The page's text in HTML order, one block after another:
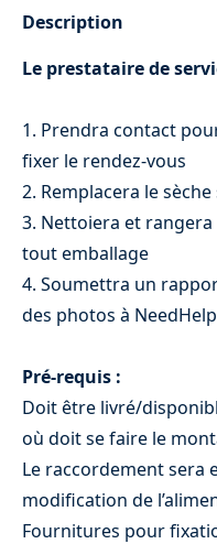
Installation sèche
69 €
Description
Le prestataire de
1. Prendra contact
fixer le rendez-vous
2. Remplacera le
3. Nettoiera et
tout emballage
4. Soumettra un
des photos à NeedHelp
Pré-requis :
Doit être livré/
où doit se faire le
Le raccordement sera
modification de
Fournitures pour